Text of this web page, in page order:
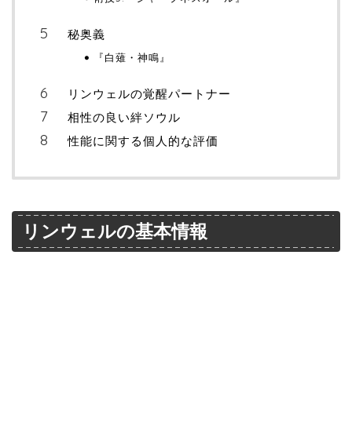
秘奥義
『白薙・神鳴』
リンウェルの覚醒パートナー
相性の良い絆ソウル
性能に関する個人的な評価
リンウェルの基本情報